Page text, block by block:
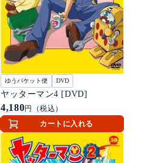
ゆうパケット便 DVD
ヤッターマン4 [DVD]
4,180円（税込）
カートに入れる